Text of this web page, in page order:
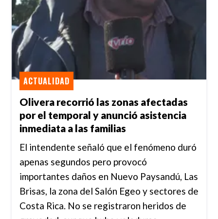
Olivera recorrió las zonas afectadas
por el temporal y anunció asistencia
inmediata a las familias
ACTUALIDAD
El intendente señaló que el fenómeno duró
apenas segundos pero provocó
importantes daños en Nuevo Paysandú, Las
Brisas, la zona del Salón Egeo y sectores de
Costa Rica. No se registraron heridos de